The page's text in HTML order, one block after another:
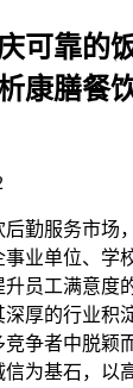
可靠的
康膳餐
勤服务市场
业单位、学
员工满意度
厚的行业积
争者中脱颖
为基石，以